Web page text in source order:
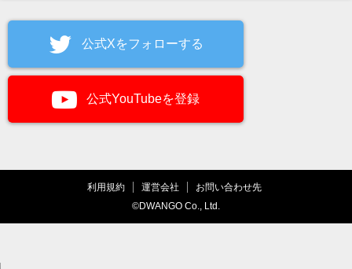
公式Xをフォローする
公式YouTubeを登録
利用規約 運営会社
お問い合わせ先
©DWANGO Co., Ltd.